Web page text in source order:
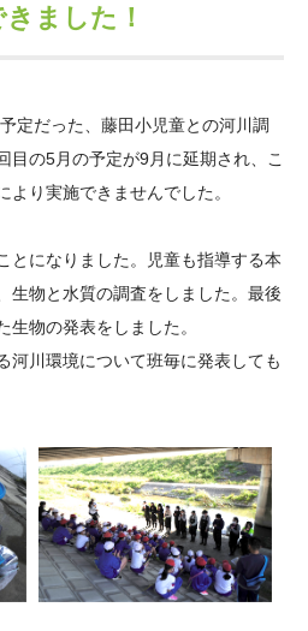
中谷財団40年史
公開情報
中谷財団レポート
国際学生交流プログラ
ム
プ
よくあるご質問
ました！
定だった、藤田小児童との河川調
目の5月の予定が9月に延期され、こ
り実施できませんでした。
とになりました。児童も指導する本
生物と水質の調査をしました。最後
生物の発表をしました。
河川環境について班毎に発表しても